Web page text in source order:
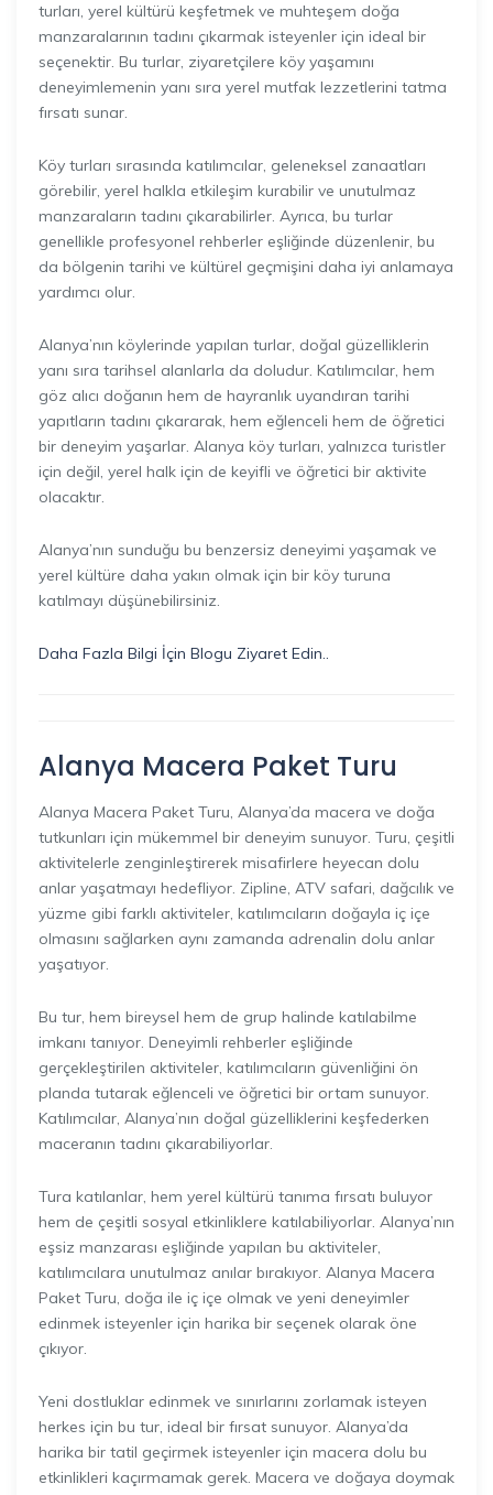
turları, yerel kültürü keşfetmek ve muhteşem doğa
manzaralarının tadını çıkarmak isteyenler için ideal bir
seçenektir. Bu turlar, ziyaretçilere köy yaşamını
deneyimlemenin yanı sıra yerel mutfak lezzetlerini tatma
fırsatı sunar.
Köy turları sırasında katılımcılar, geleneksel zanaatları
görebilir, yerel halkla etkileşim kurabilir ve unutulmaz
manzaraların tadını çıkarabilirler. Ayrıca, bu turlar
genellikle profesyonel rehberler eşliğinde düzenlenir, bu
da bölgenin tarihi ve kültürel geçmişini daha iyi anlamaya
yardımcı olur.
Alanya’nın köylerinde yapılan turlar, doğal güzelliklerin
yanı sıra tarihsel alanlarla da doludur. Katılımcılar, hem
göz alıcı doğanın hem de hayranlık uyandıran tarihi
yapıtların tadını çıkararak, hem eğlenceli hem de öğretici
bir deneyim yaşarlar. Alanya köy turları, yalnızca turistler
için değil, yerel halk için de keyifli ve öğretici bir aktivite
olacaktır.
Alanya’nın sunduğu bu benzersiz deneyimi yaşamak ve
yerel kültüre daha yakın olmak için bir köy turuna
katılmayı düşünebilirsiniz.
Daha Fazla Bilgi İçin Blogu Ziyaret Edin..
Alanya Macera Paket Turu
Alanya Macera Paket Turu, Alanya’da macera ve doğa
tutkunları için mükemmel bir deneyim sunuyor. Turu, çeşitli
aktivitelerle zenginleştirerek misafirlere heyecan dolu
anlar yaşatmayı hedefliyor. Zipline, ATV safari, dağcılık ve
yüzme gibi farklı aktiviteler, katılımcıların doğayla iç içe
olmasını sağlarken aynı zamanda adrenalin dolu anlar
yaşatıyor.
Bu tur, hem bireysel hem de grup halinde katılabilme
imkanı tanıyor. Deneyimli rehberler eşliğinde
gerçekleştirilen aktiviteler, katılımcıların güvenliğini ön
planda tutarak eğlenceli ve öğretici bir ortam sunuyor.
Katılımcılar, Alanya’nın doğal güzelliklerini keşfederken
maceranın tadını çıkarabiliyorlar.
Tura katılanlar, hem yerel kültürü tanıma fırsatı buluyor
hem de çeşitli sosyal etkinliklere katılabiliyorlar. Alanya’nın
eşsiz manzarası eşliğinde yapılan bu aktiviteler,
katılımcılara unutulmaz anılar bırakıyor. Alanya Macera
Paket Turu, doğa ile iç içe olmak ve yeni deneyimler
edinmek isteyenler için harika bir seçenek olarak öne
çıkıyor.
Yeni dostluklar edinmek ve sınırlarını zorlamak isteyen
herkes için bu tur, ideal bir fırsat sunuyor. Alanya’da
harika bir tatil geçirmek isteyenler için macera dolu bu
etkinlikleri kaçırmamak gerek. Macera ve doğaya doymak